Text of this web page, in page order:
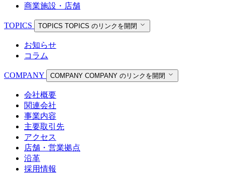
商業施設・店舗
TOPICS TOPICS TOPICS のリンクを開閉
お知らせ
コラム
COMPANY COMPANY COMPANY のリンクを開閉
会社概要
関連会社
事業内容
主要取引先
アクセス
店舗・営業拠点
沿革
採用情報